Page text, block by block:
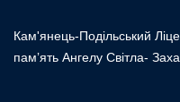
Кам'янець-Подільський
памʼять Ангелу Світла-